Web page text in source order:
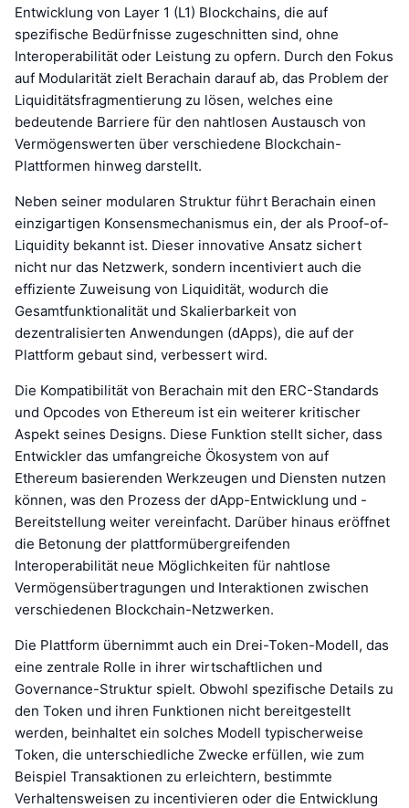
Entwicklung von Layer 1 (L1) Blockchains, die auf
spezifische Bedürfnisse zugeschnitten sind, ohne
Interoperabilität oder Leistung zu opfern. Durch den Fokus
auf Modularität zielt Berachain darauf ab, das Problem der
Liquiditätsfragmentierung zu lösen, welches eine
bedeutende Barriere für den nahtlosen Austausch von
Vermögenswerten über verschiedene Blockchain-
Plattformen hinweg darstellt.
Neben seiner modularen Struktur führt Berachain einen
einzigartigen Konsensmechanismus ein, der als Proof-of-
Liquidity bekannt ist. Dieser innovative Ansatz sichert
nicht nur das Netzwerk, sondern incentiviert auch die
effiziente Zuweisung von Liquidität, wodurch die
Gesamtfunktionalität und Skalierbarkeit von
dezentralisierten Anwendungen (dApps), die auf der
Plattform gebaut sind, verbessert wird.
Die Kompatibilität von Berachain mit den ERC-Standards
und Opcodes von Ethereum ist ein weiterer kritischer
Aspekt seines Designs. Diese Funktion stellt sicher, dass
Entwickler das umfangreiche Ökosystem von auf
Ethereum basierenden Werkzeugen und Diensten nutzen
können, was den Prozess der dApp-Entwicklung und -
Bereitstellung weiter vereinfacht. Darüber hinaus eröffnet
die Betonung der plattformübergreifenden
Interoperabilität neue Möglichkeiten für nahtlose
Vermögensübertragungen und Interaktionen zwischen
verschiedenen Blockchain-Netzwerken.
Die Plattform übernimmt auch ein Drei-Token-Modell, das
eine zentrale Rolle in ihrer wirtschaftlichen und
Governance-Struktur spielt. Obwohl spezifische Details zu
den Token und ihren Funktionen nicht bereitgestellt
werden, beinhaltet ein solches Modell typischerweise
Token, die unterschiedliche Zwecke erfüllen, wie zum
Beispiel Transaktionen zu erleichtern, bestimmte
Verhaltensweisen zu incentivieren oder die Entwicklung